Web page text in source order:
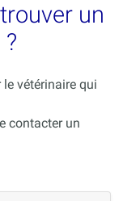
un
vétérinaire qui
contacter un